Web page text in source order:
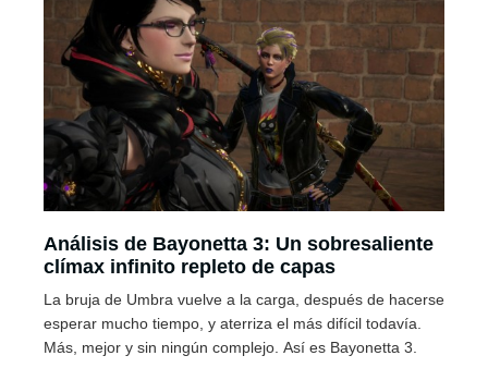
Análisis de Bayonetta 3: Un sobresaliente
clímax infinito repleto de capas
La bruja de Umbra vuelve a la carga, después de hacerse
esperar mucho tiempo, y aterriza el más difícil todavía.
Más, mejor y sin ningún complejo. Así es Bayonetta 3.